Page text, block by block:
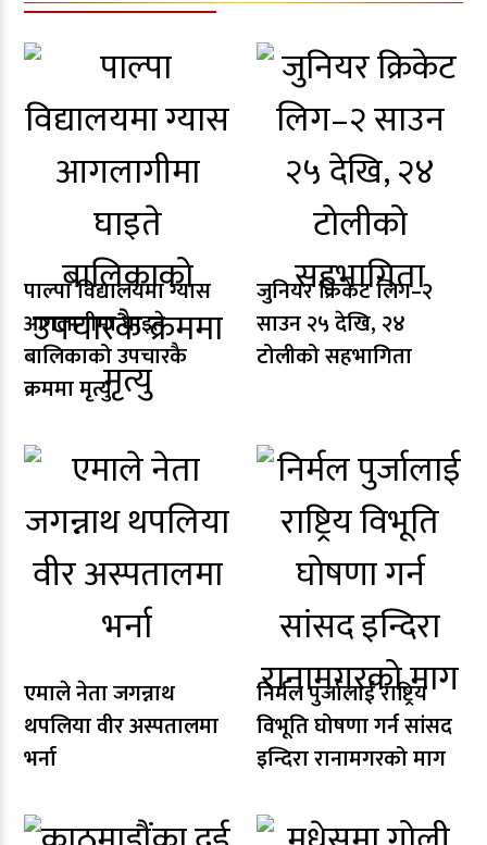
पाल्पा विद्यालयमा ग्यास
आगलागीमा घाइते
बालिकाको उपचारकै
क्रममा मृत्यु
जुनियर क्रिकेट लिग–२
साउन २५ देखि, २४
टोलीको सहभागिता
एमाले नेता जगन्नाथ
थपलिया वीर अस्पतालमा
भर्ना
निर्मल पुर्जालाई राष्ट्रिय
विभूति घोषणा गर्न सांसद
इन्दिरा रानामगरको माग